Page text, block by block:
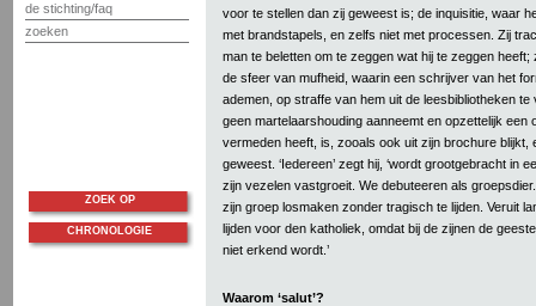
de stichting/faq
zoeken
voor te stellen dan zij geweest is; de inquisitie, waar
met brandstapels, en zelfs niet met processen. Zij
man te beletten om te zeggen wat hij te zeggen heeft;
de sfeer van mufheid, waarin een schrijver van het
ademen, op straffe van hem uit de leesbibliotheken
geen martelaarshouding aanneemt en opzettelijk een
vermeden heeft, is, zooals ook uit zijn brochure blijkt,
geweest. ‘Iedereen’ zegt hij, ‘wordt grootgebracht in
zijn vezelen vastgroeit. We debuteeren als
zijn groep losmaken zonder tragisch te lijden. Veruit
lijden voor den katholiek, omdat bij de zijnen de
niet erkend wordt.’
Waarom ‘salut’?
ZOEK OP
CHRONOLOGIE